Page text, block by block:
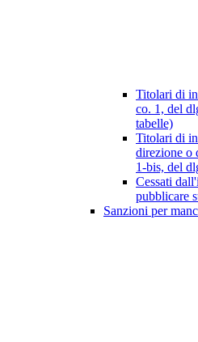
Titolari di
co. 1, del
tabelle)
Titolari di
direzione o
1-bis, del
Cessati
pubblicare
Sanzioni per